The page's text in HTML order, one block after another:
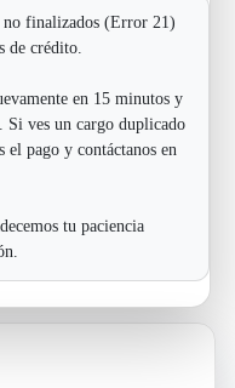
no finalizados (Error 21)
de crédito.
en 15 minutos y
Si ves un cargo duplicado
pago y contáctanos en
tu paciencia